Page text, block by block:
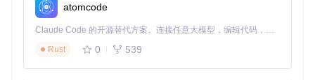
通过下载APK立即体验或探索源码，开启你的视觉盛宴之旅，
或许下一个令人惊叹的登录页就出自你手！
atomcode
Claude Code 的开源替代方案。连接任意大模型，编辑代码，运行命令，自动验证 — 全自动执行。用 Rust 构建，极致性能。 ｜ An open-source alternative to Claude Code. Connect any LLM, edit code, run commands, and verify changes — autonomously. Built in Rust for speed. Get Started
Rust
0 539